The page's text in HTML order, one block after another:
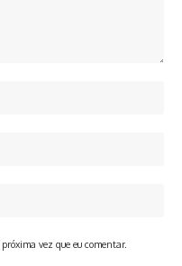
vez que eu comentar.